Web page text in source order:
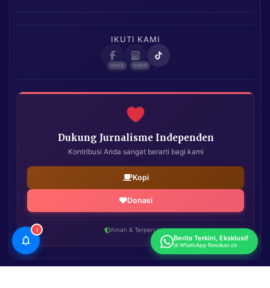
IKUTI KAMI
Dukung Jurnalisme Independen
Kontribusi Anda sangat berarti bagi kami
Kopi
Donasi
Aman & Terpercaya
!
Berita Terkini, Eksklusif
di WhatsApp Resolusi.co